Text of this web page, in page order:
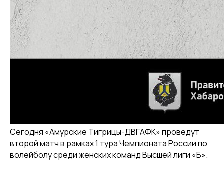
Сегодня «Амурские Тигрицы-ДВГАФК» проведут
второй матч в рамках 1 тура Чемпионата России по
волейболу среди женских команд Высшей лиги «Б».
КЛУБ